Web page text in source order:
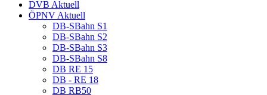
DVB Aktuell
ÖPNV Aktuell
DB-SBahn S1
DB-SBahn S2
DB-SBahn S3
DB-SBahn S8
DB RE 15
DB - RE 18
DB RB50